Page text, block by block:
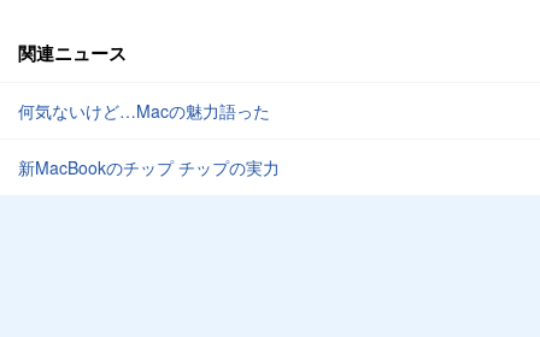
関連ニュース
何気ないけど…Macの魅力語った
新MacBookのチップ チップの実力